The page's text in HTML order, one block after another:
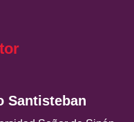
Santisteban